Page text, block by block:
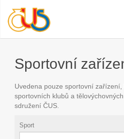
Sportovní
Uvedena pouze sportovní
sportovních klubů a
sdružení ČUS.
Sport